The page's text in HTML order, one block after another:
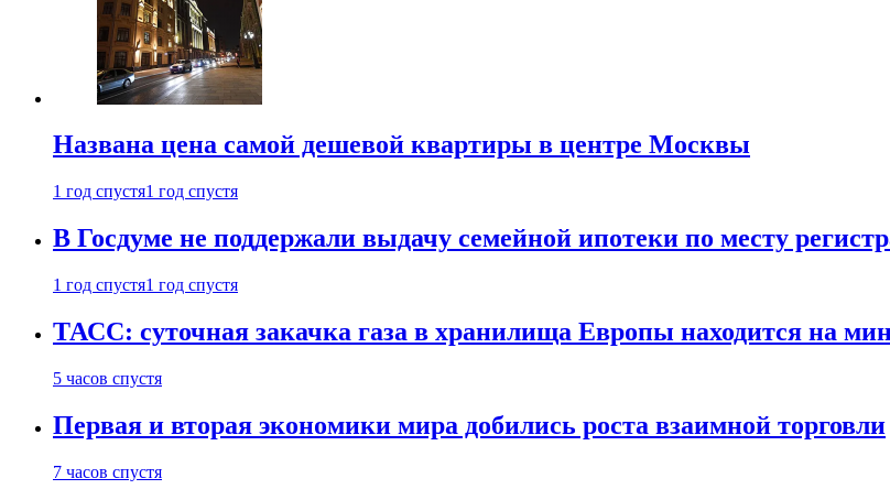
Названа цена самой дешевой квартиры в центре Москвы
1 год спустя1 год спустя
В Госдуме не поддержали выдачу семейной ипотеки по месту
1 год спустя1 год спустя
ТАСС: суточная закачка газа в хранилища Европы находится на
5 часов спустя
Первая и вторая экономики мира добились роста взаимной торговли
7 часов спустя